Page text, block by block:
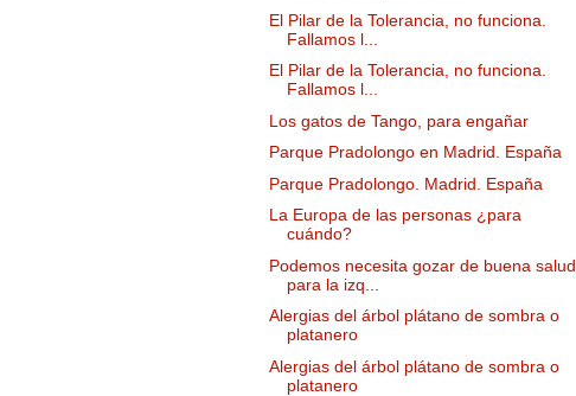
El Pilar de la Tolerancia, no funciona.
Fallamos l...
El Pilar de la Tolerancia, no funciona.
Fallamos l...
Los gatos de Tango, para engañar
Parque Pradolongo en Madrid. España
Parque Pradolongo. Madrid. España
La Europa de las personas ¿para
cuándo?
Podemos necesita gozar de buena salud,
para la izq...
Alergias del árbol plátano de sombra o
platanero
Alergias del árbol plátano de sombra o
platanero